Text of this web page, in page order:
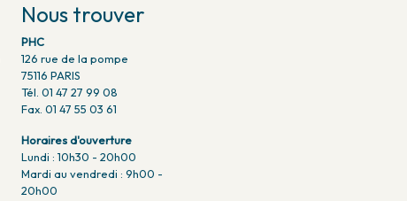
Nous trouver
PHC
126 rue de la pompe
75116 PARIS
Tél. 01 47 27 99 08
Fax. 01 47 55 03 61
Horaires d'ouverture
Lundi : 10h30 - 20h00
Mardi au vendredi : 9h00 -
20h00